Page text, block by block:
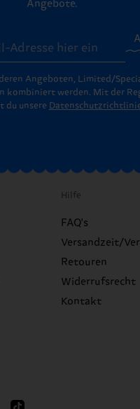
Angebote.
Angeboten, Limited/
kombiniert werden. Mit der
du unsere
Hilfe
FAQ's
Versandzeit/
Retouren
Widerrufsrecht
Kontakt